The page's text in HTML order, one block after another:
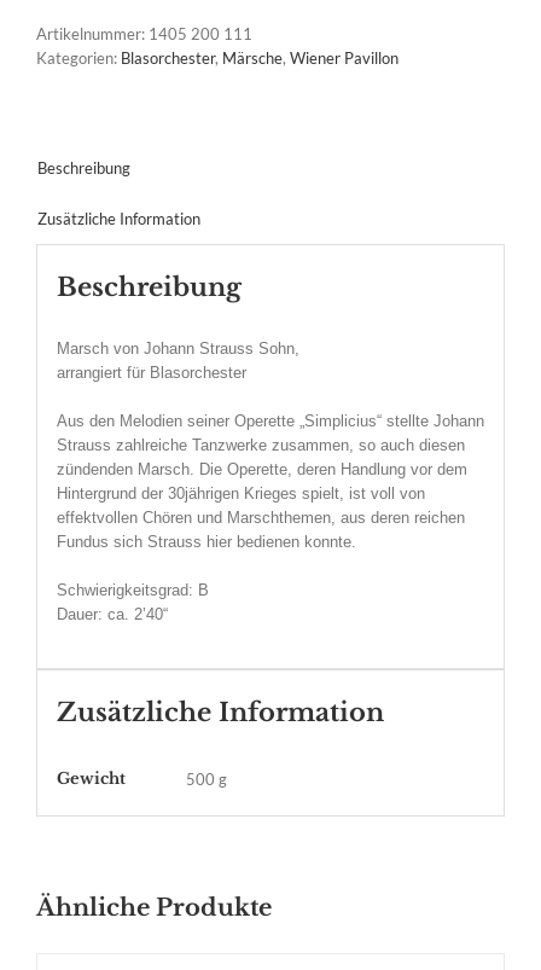
Menge
Artikelnummer: 1405 200 111
Kategorien: Blasorchester, Märsche, Wiener Pavillon
Beschreibung
Zusätzliche Information
Beschreibung
Marsch von Johann Strauss Sohn,
arrangiert für Blasorchester
Aus den Melodien seiner Operette „Simplicius“ stellte Johann
Strauss zahlreiche Tanzwerke zusammen, so auch diesen
zündenden Marsch. Die Operette, deren Handlung vor dem
Hintergrund der 30jährigen Krieges spielt, ist voll von
effektvollen Chören und Marschthemen, aus deren reichen
Fundus sich Strauss hier bedienen konnte.
Schwierigkeitsgrad: B
Dauer: ca. 2’40“
Zusätzliche Information
Gewicht 500 g
Ähnliche Produkte